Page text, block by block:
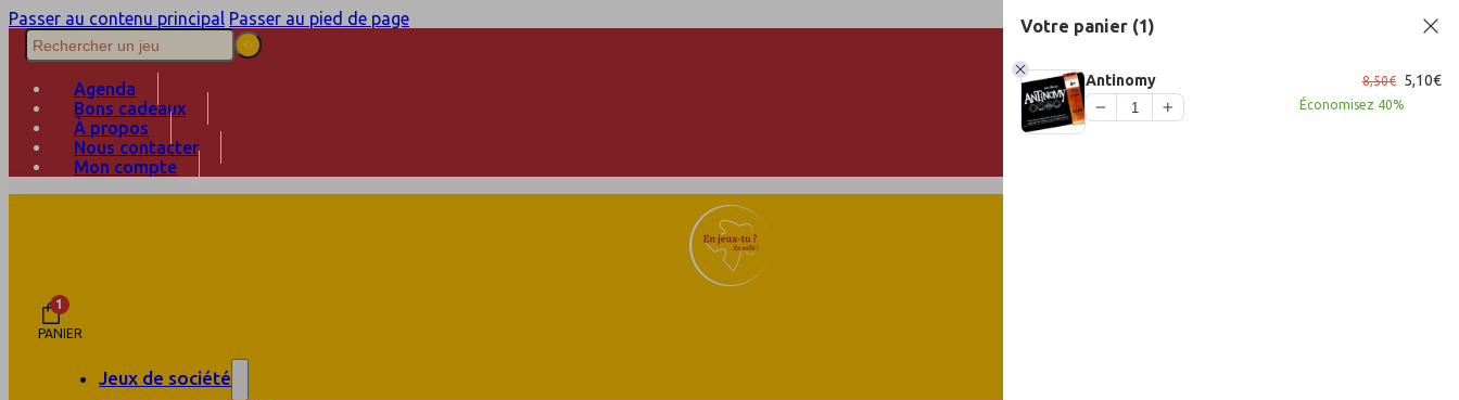
Passer au contenu principal Passer au pied de page
Agenda
Bons cadeaux
À propos
Nous contacter
Mon compte
1
PANIER
Jeux de société
Votre panier (1)
Antinomy 8,50€
Le
prix
5,10€Le
Économisez 40%